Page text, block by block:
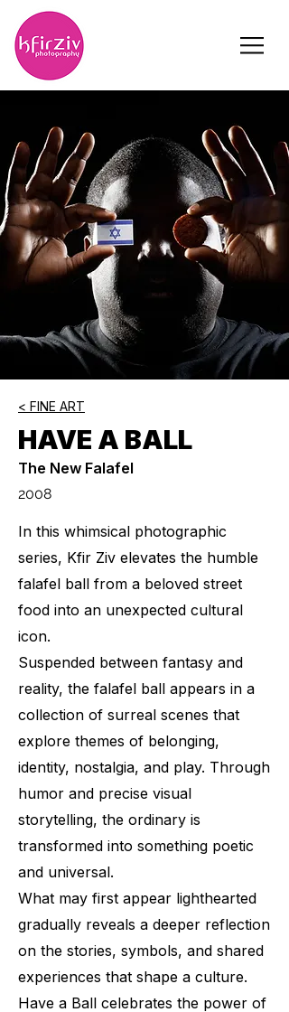
< FINE ART
HAVE A BALL
The New Falafel
2008
In this whimsical photographic
series, Kfir Ziv elevates the humble
falafel ball from a beloved street
food into an unexpected cultural
icon.
Suspended between fantasy and
reality, the falafel ball appears in a
collection of surreal scenes that
explore themes of belonging,
identity, nostalgia, and play. Through
humor and precise visual
storytelling, the ordinary is
transformed into something poetic
and universal.
What may first appear lighthearted
gradually reveals a deeper reflection
on the stories, symbols, and shared
experiences that shape a culture.
Have a Ball celebrates the power of